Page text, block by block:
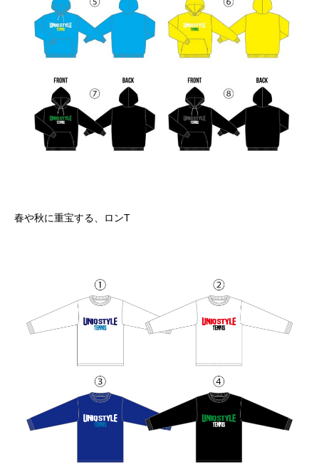
春や秋に重宝する、ロンT